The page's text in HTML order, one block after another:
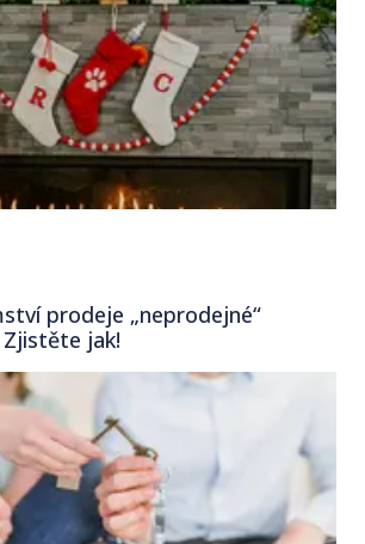
prodeje „neprodejné“
jak!